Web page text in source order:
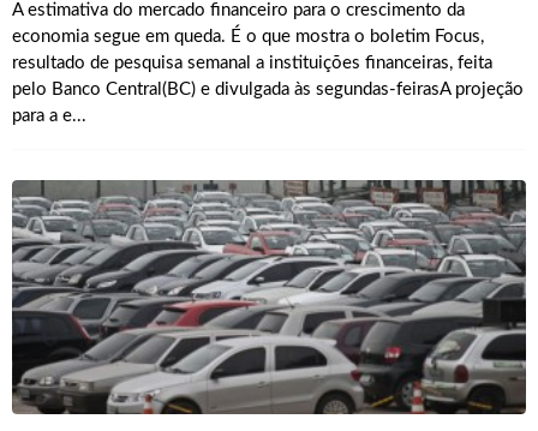
A estimativa do mercado financeiro para o crescimento da
economia segue em queda. É o que mostra o boletim Focus,
resultado de pesquisa semanal a instituições financeiras, feita
pelo Banco Central(BC) e divulgada às segundas-feirasA projeção
para a e...